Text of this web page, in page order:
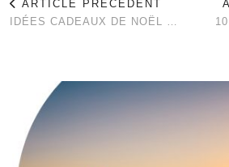
ARTICLE PRÉCÉDENT
IDÉES CADEAUX DE NOËL …